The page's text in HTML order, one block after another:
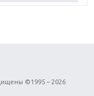
эволюции
©1995 – 2026